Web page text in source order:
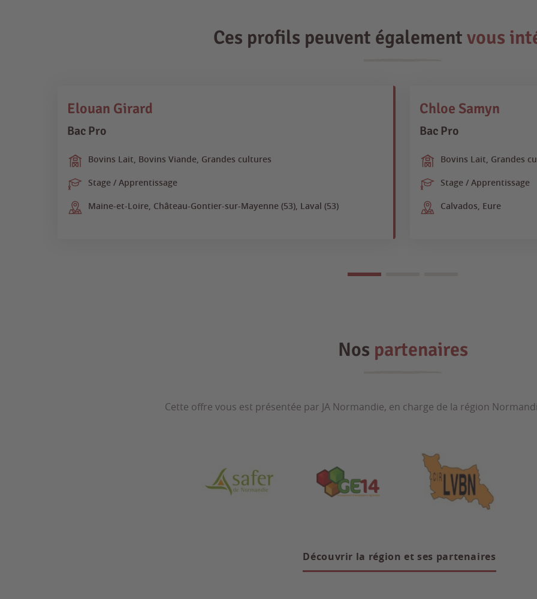
Ces profils peuvent également vous
Elouan Girard
Bac Pro
Bovins Lait, Bovins Viande, Grandes cultures
Stage / Apprentissage
Maine-et-Loire, Château-Gontier-sur-Mayenne (53), Laval (53)
Chloe Samyn
Bac Pro
Bovins Lait, Grandes
Stage / Apprentissage
Calvados, Eure
Nos partenaires
Cette offre vous est présentée par JA Normandie, en charge de la région
Découvrir la région et ses partenaires